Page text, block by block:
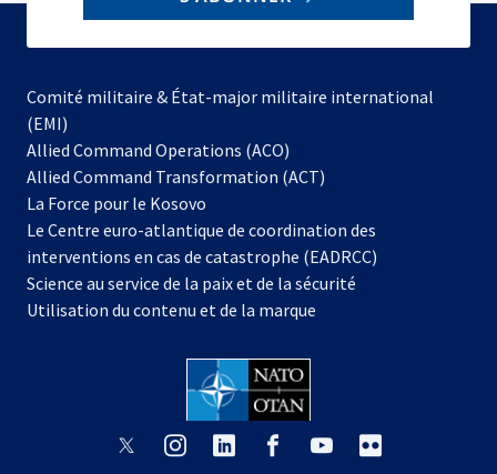
Comité militaire & État-major militaire international
(EMI)
Allied Command Operations (ACO)
dans
nouvel
onglet
Allied Command Transformation (ACT)
La Force pour le Kosovo
dans
un
nouvel
onglet
Le Centre euro-atlantique de coordination des
interventions en cas de catastrophe (EADRCC)
Science au service de la paix et de la sécurité
Utilisation du contenu et de la marque
s’ouvres’ouvres’ouvres’ouvres’ouvre